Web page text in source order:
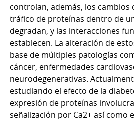
controlan, además, los cambios
tráfico de proteínas dentro de
degradan, y las interacciones
establecen. La alteración de
base de múltiples patologías
cáncer, enfermedades
neurodegenerativas.
estudiando el efecto de la
expresión de proteínas
señalización por Ca2+ así como